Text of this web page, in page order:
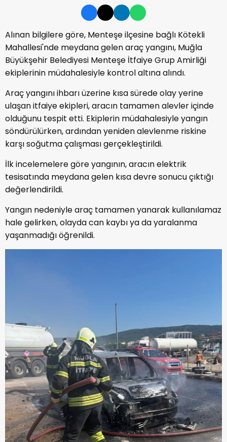
Alınan bilgilere göre, Menteşe ilçesine bağlı Kötekli
Mahallesi'nde meydana gelen araç yangını, Muğla
Büyükşehir Belediyesi Menteşe İtfaiye Grup Amirliği
ekiplerinin müdahalesiyle kontrol altına alındı.
Araç yangını ihbarı üzerine kısa sürede olay yerine
ulaşan itfaiye ekipleri, aracın tamamen alevler içinde
olduğunu tespit etti. Ekiplerin müdahalesiyle yangın
söndürülürken, ardından yeniden alevlenme riskine
karşı soğutma çalışması gerçekleştirildi.
İlk incelemelere göre yangının, aracın elektrik
tesisatında meydana gelen kısa devre sonucu çıktığı
değerlendirildi.
Yangın nedeniyle araç tamamen yanarak kullanılamaz
hale gelirken, olayda can kaybı ya da yaralanma
yaşanmadığı öğrenildi.